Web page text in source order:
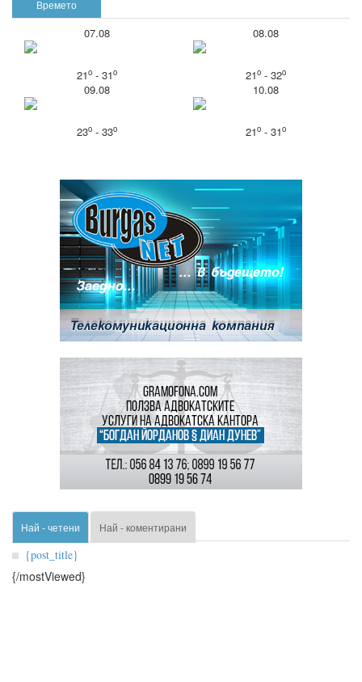
Времето
07.08
21o- 31o
08.08
21o- 32o
09.08
23o- 33o
10.08
21o- 31o
Най - четени Най - коментирани
{post_title}
{/mostViewed}